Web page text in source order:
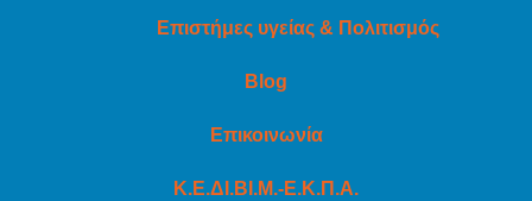
Επιστήμες υγείας & Πολιτισμός
Blog
Επικοινωνία
Κ.Ε.ΔΙ.ΒΙ.Μ.-Ε.Κ.Π.Α.